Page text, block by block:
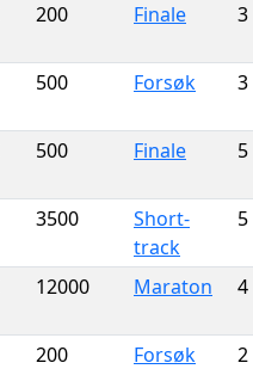
200 Finale 3
500 Forsøk 3
500 Finale 5
3500
Short-
track
5
12000 Maraton 4
200 Forsøk 2